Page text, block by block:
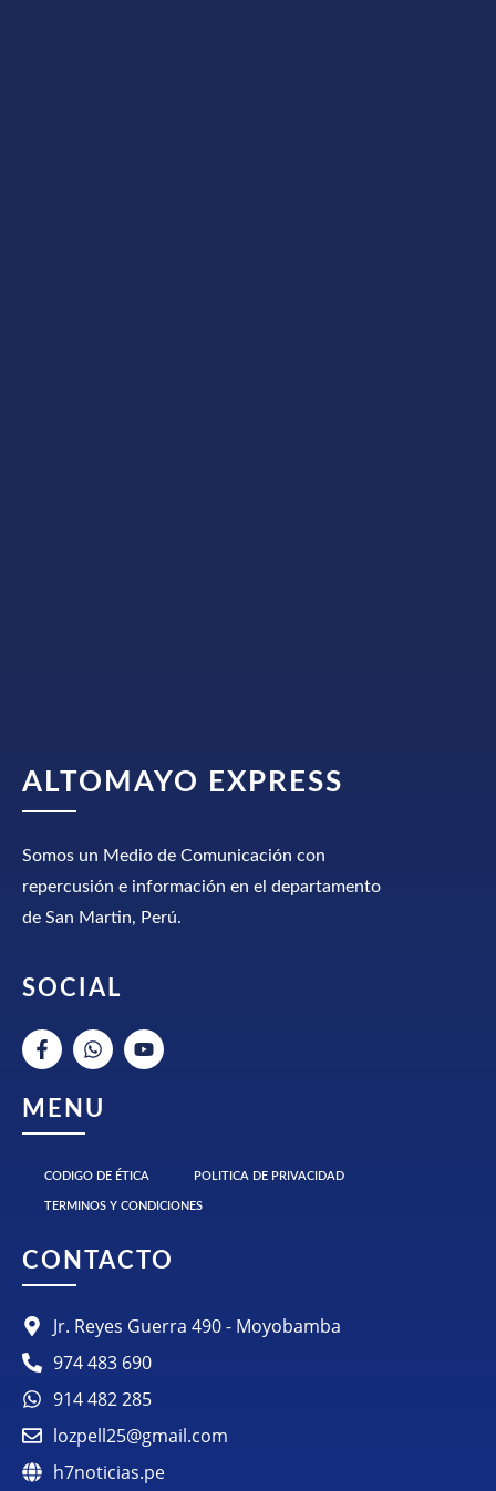
ALTOMAYO EXPRESS
Somos un Medio de Comunicación con
repercusión e información en el departamento
de San Martin, Perú.
SOCIAL
MENU
CODIGO DE ÉTICA POLITICA DE PRIVACIDAD
TERMINOS Y CONDICIONES
CONTACTO
Jr. Reyes Guerra 490 - Moyobamba
974 483 690
914 482 285
lozpell25@gmail.com
h7noticias.pe